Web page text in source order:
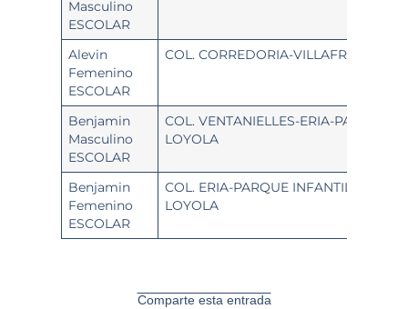
Masculino
ESCOLAR
Alevin
Femenino
ESCOLAR
COL. CORREDORIA-VILLAFRIA-
Benjamin
Masculino
ESCOLAR
COL. VENTANIELLES-ERIA-PARQUE
LOYOLA
Benjamin
Femenino
ESCOLAR
COL. ERIA-PARQUE INFANTIL-
LOYOLA
Comparte esta entrada